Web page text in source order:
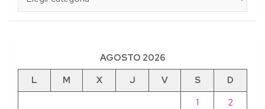
AGOSTO 2026
L
M X J V S
D
1
2